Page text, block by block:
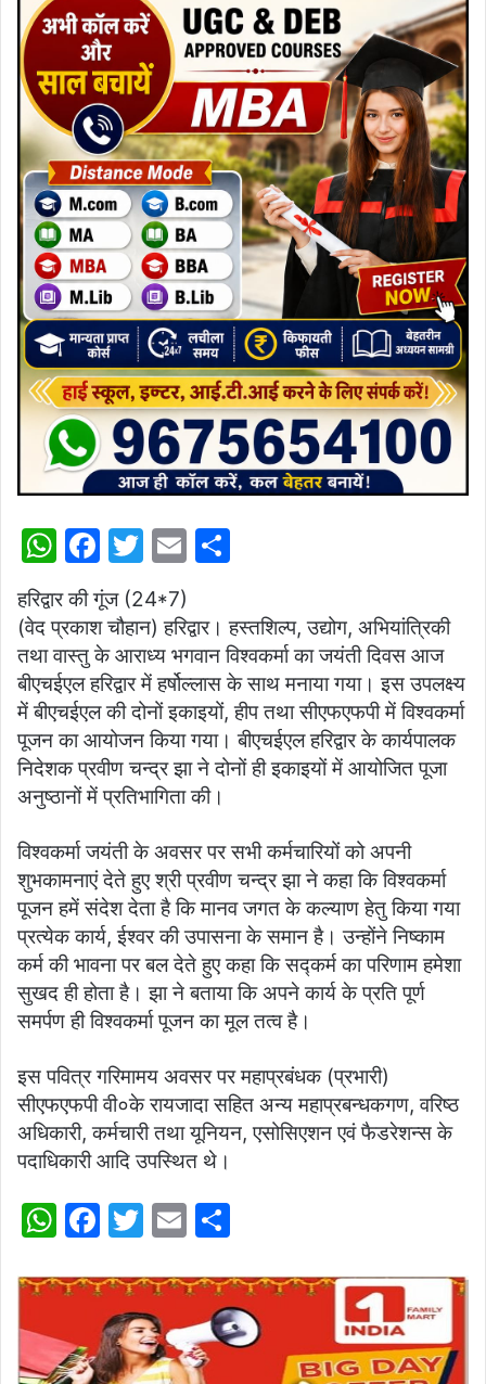
W
at
s
A
p
p
F
a
c
e
b
o
o
k
T
itt
er
E
ai
l
ar
e
हरिद्वार की गूंज (24*7)
(वेद प्रकाश चौहान) हरिद्वार। हस्तशिल्प, उद्योग, अभियांत्रिकी
तथा वास्तु के आराध्य भगवान विश्वकर्मा का जयंती दिवस आज
बीएचईएल हरिद्वार में हर्षोल्लास के साथ मनाया गया। इस उपलक्ष्य
में बीएचईएल की दोनों इकाइयों, हीप तथा सीएफएफपी में विश्वकर्मा
पूजन का आयोजन किया गया। बीएचईएल हरिद्वार के कार्यपालक
निदेशक प्रवीण चन्द्र झा ने दोनों ही इकाइयों में आयोजित पूजा
अनुष्ठानों में प्रतिभागिता की।
विश्वकर्मा जयंती के अवसर पर सभी कर्मचारियों को अपनी
शुभकामनाएं देते हुए श्री प्रवीण चन्द्र झा ने कहा कि विश्वकर्मा
पूजन हमें संदेश देता है कि मानव जगत के कल्याण हेतु किया गया
प्रत्येक कार्य, ईश्वर की उपासना के समान है। उन्होंने निष्काम
कर्म की भावना पर बल देते हुए कहा कि सद्कर्म का परिणाम हमेशा
सुखद ही होता है। झा ने बताया कि अपने कार्य के प्रति पूर्ण
समर्पण ही विश्वकर्मा पूजन का मूल तत्व है।
इस पवित्र गरिमामय अवसर पर महाप्रबंधक (प्रभारी)
सीएफएफपी वी०के रायजादा सहित अन्य महाप्रबन्धकगण, वरिष्ठ
अधिकारी, कर्मचारी तथा यूनियन, एसोसिएशन एवं फैडरेशन्स के
पदाधिकारी आदि उपस्थित थे।
W
at
A
F
c
e
b
T
itt
er
E
ai
l
ar
e